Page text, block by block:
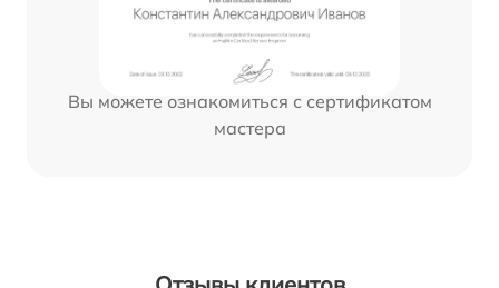
Вы можете ознакомиться с сертификатом
мастера